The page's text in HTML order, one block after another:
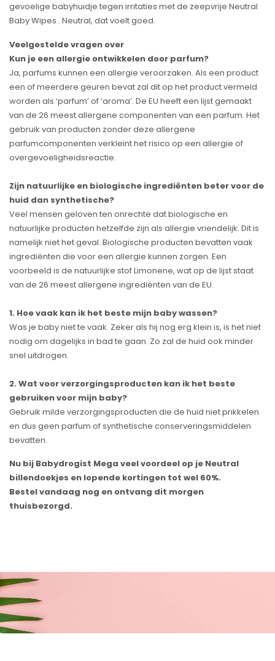
gevoelige babyhuidje tegen irritaties met de zeepvrije Neutral
Baby Wipes . Neutral, dat voelt goed.
Veelgestelde vragen over
Kun je een allergie ontwikkelen door parfum?
Ja, parfums kunnen een allergie veroorzaken. Als een product
een of meerdere geuren bevat zal dit op het product vermeld
worden als ‘parfum’ of ‘aroma’. De EU heeft een lijst gemaakt
van de 26 meest allergene componenten van een parfum. Het
gebruik van producten zonder deze allergene
parfumcomponenten verkleint het risico op een allergie of
overgevoeligheidsreactie.
Zijn natuurlijke en biologische ingrediënten beter voor de
huid dan synthetische?
Veel mensen geloven ten onrechte dat biologische en
natuurlijke producten hetzelfde zijn als allergie vriendelijk. Dit is
namelijk niet het geval. Biologische producten bevatten vaak
ingrediënten die voor een allergie kunnen zorgen. Een
voorbeeld is de natuurlijke stof Limonene, wat op de lijst staat
van de 26 meest allergene ingrediënten van de EU.
1. Hoe vaak kan ik het beste mijn baby wassen?
Was je baby niet te vaak. Zeker als hij nog erg klein is, is het niet
nodig om dagelijks in bad te gaan. Zo zal de huid ook minder
snel uitdrogen.
2. Wat voor verzorgingsproducten kan ik het beste
gebruiken voor mijn baby?
Gebruik milde verzorgingsproducten die de huid niet prikkelen
en dus geen parfum of synthetische conserveringsmiddelen
bevatten.
Nu bij Babydrogist Mega veel voordeel op je Neutral
billendoekjes en lopende kortingen tot wel 60%.
Bestel vandaag nog en ontvang dit morgen
thuisbezorgd.